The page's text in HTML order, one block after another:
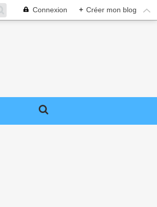
Connexion + Créer mon blog